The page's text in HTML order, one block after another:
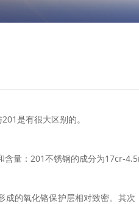
是有很大区别的。
量：201不锈钢的成分为17cr-
的氧化铬保护层相对致密。其